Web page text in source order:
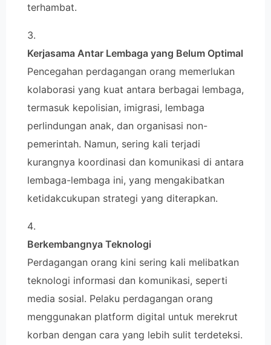
terhambat.
Kerjasama Antar Lembaga yang Belum Optimal
Pencegahan perdagangan orang memerlukan
kolaborasi yang kuat antara berbagai lembaga,
termasuk kepolisian, imigrasi, lembaga
perlindungan anak, dan organisasi non-
pemerintah. Namun, sering kali terjadi
kurangnya koordinasi dan komunikasi di antara
lembaga-lembaga ini, yang mengakibatkan
ketidakcukupan strategi yang diterapkan.
Berkembangnya Teknologi
Perdagangan orang kini sering kali melibatkan
teknologi informasi dan komunikasi, seperti
media sosial. Pelaku perdagangan orang
menggunakan platform digital untuk merekrut
korban dengan cara yang lebih sulit terdeteksi.